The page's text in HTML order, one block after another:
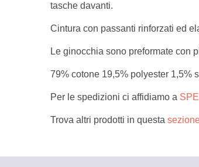
tasche davanti.
Cintura con passanti rinforzati ed
Le ginocchia sono preformate con
79% cotone 19,5% polyester 1,5%
Per le spedizioni ci affidiamo a
Trova altri prodotti in questa